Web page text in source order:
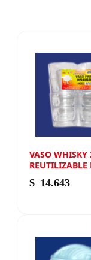
VASO WHISKY
REUTILIZABLE
ANDIN
$ 14.643